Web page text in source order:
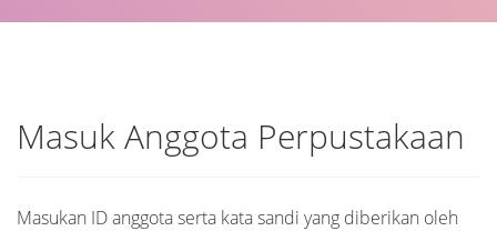
Masuk Anggota Perpustakaan
Masukan ID anggota serta kata sandi yang diberikan oleh